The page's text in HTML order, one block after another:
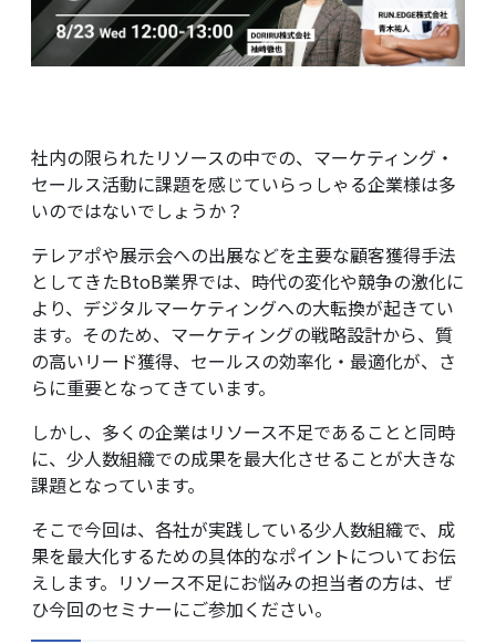
お役立ち資料
社内の限られたリソースの中での、マーケティング・
セールス活動に課題を感じていらっしゃる企業様は多
いのではないでしょうか？
テレアポや展示会への出展などを主要な顧客獲得手法
としてきたBtoB業界では、時代の変化や競争の激化に
より、デジタルマーケティングへの大転換が起きてい
ます。そのため、マーケティングの戦略設計から、質
の高いリード獲得、セールスの効率化・最適化が、さ
らに重要となってきています。
しかし、多くの企業はリソース不足であることと同時
に、少人数組織での成果を最大化させることが大きな
課題となっています。
そこで今回は、各社が実践している少人数組織で、成
果を最大化するための具体的なポイントについてお伝
えします。リソース不足にお悩みの担当者の方は、ぜ
ひ今回のセミナーにご参加ください。